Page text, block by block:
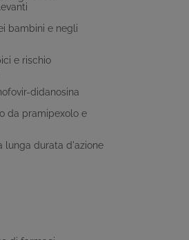
bambini e negli
e rischio
didanosina
da pramipexolo e
lunga durata d'azione